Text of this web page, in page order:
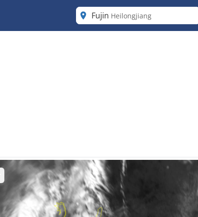
Fujin Heilongjiang